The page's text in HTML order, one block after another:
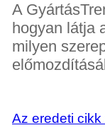
A
hogyan látja
milyen
Az eredeti